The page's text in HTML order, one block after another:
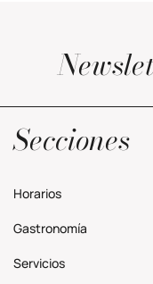
Secciones
Horarios
Gastronomía
Servicios